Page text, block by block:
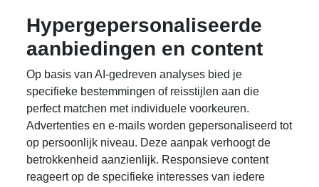
Hypergepersonaliseerde
aanbiedingen en content
Op basis van AI-gedreven analyses bied je
specifieke bestemmingen of reisstijlen aan die
perfect matchen met individuele voorkeuren.
Advertenties en e-mails worden gepersonaliseerd tot
op persoonlijk niveau. Deze aanpak verhoogt de
betrokkenheid aanzienlijk. Responsieve content
reageert op de specifieke interesses van iedere